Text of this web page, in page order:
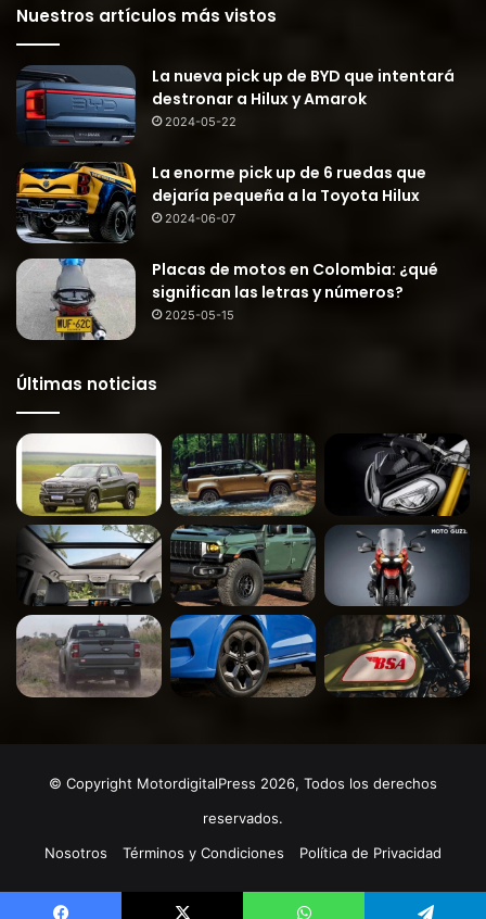
Nuestros artículos más vistos
La nueva pick up de BYD que intentará
destronar a Hilux y Amarok
2024-05-22
La enorme pick up de 6 ruedas que
dejaría pequeña a la Toyota Hilux
2024-06-07
Placas de motos en Colombia: ¿qué
significan las letras y números?
2025-05-15
Últimas noticias
© Copyright MotordigitalPress 2026, Todos los derechos
reservados.
Nosotros
Términos y Condiciones Política de Privacidad